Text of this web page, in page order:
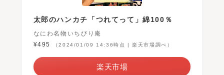
太郎のハンカチ「つれてって」綿100％
なにわ名物いちびり庵
¥495
（2024/01/09 14:36時点 | 楽天市場調べ）
楽天市場